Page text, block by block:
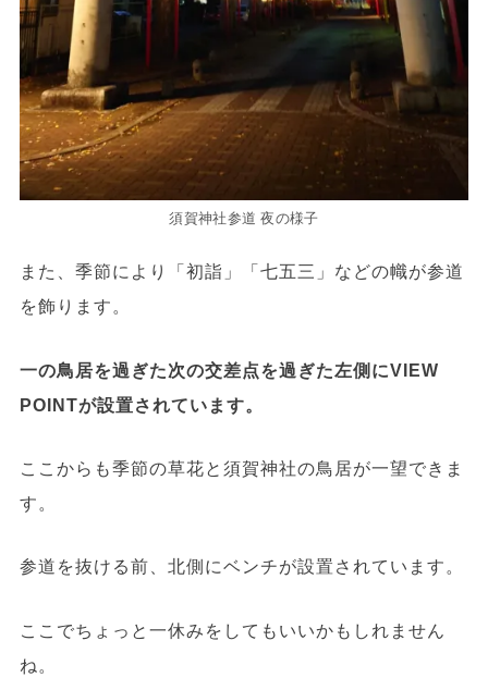
須賀神社参道 夜の様子
また、季節により「初詣」「七五三」などの幟が参道
を飾ります。
一の鳥居を過ぎた次の交差点を過ぎた左側にVIEW
POINTが設置されています。
ここからも季節の草花と須賀神社の鳥居が一望できま
す。
参道を抜ける前、北側にベンチが設置されています。
ここでちょっと一休みをしてもいいかもしれません
ね。